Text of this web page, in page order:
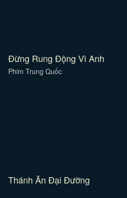
Đừng Rung Động Vì Anh
Phim Trung Quốc
Thánh Ăn Đại Đường